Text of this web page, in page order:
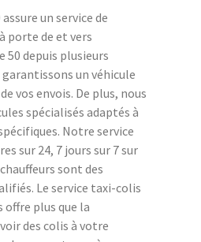
assure un service de
porte de et vers
50 depuis plusieurs
garantissons un véhicule
vos envois. De plus, nous
spécialisés adaptés à
Notre service
sur 24, 7 jours sur 7 sur
sont des
Le service taxi-colis
offre plus que la
des colis à votre